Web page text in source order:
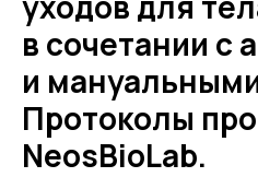
в сочетании с
и
Протоколы
NeosBioLab.